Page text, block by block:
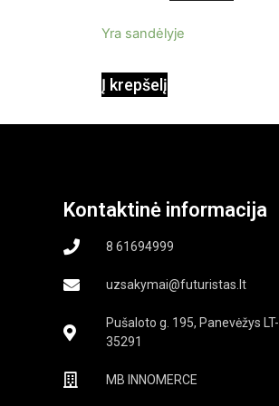
Yra sandėlyje
Į krepšelį
Kontaktinė informacija
8 61694999
uzsakymai@futuristas.lt
Pušaloto g. 195, Panevėžys LT-
35291
MB INNOMERCE